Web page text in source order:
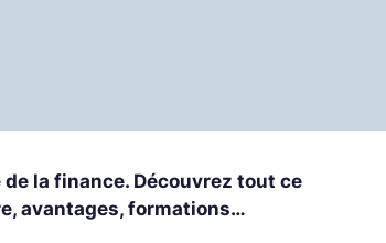
la finance. Découvrez tout ce
avantages, formations…